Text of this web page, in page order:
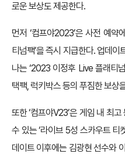
로운 보상도 제공한다.
먼저 ‘컴프야2023’은 사전 예약
티넘팩’을 즉시 지급한다. 업데
나는 ‘2023 이정후 Live 플래티
택팩, 럭키박스 등의 푸짐한 보상
또한 ‘컴프야V23’은 게임 내 최
수 있는 ‘라이브 5성 스카우트 티
데이트 이후에는 김광현 선수와